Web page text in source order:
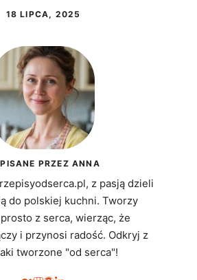
18 LIPCA, 2025
PRZEZ ANNA
z pasją dzieli
do polskiej kuchni. Tworzy
z serca, wierząc, że
i przynosi radość. Odkryj z
tworzone "od serca"!